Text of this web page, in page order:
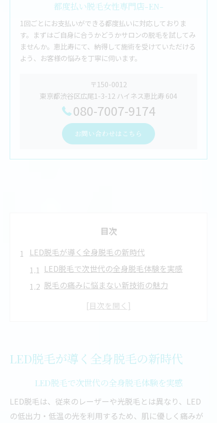
都度払い脱毛女性専門店-EN-
1回ごとにお支払いができる都度払いに対応しておりま
す。まずはご自身に合うかどうかサロンの脱毛を試してみ
ませんか。恵比寿にて、納得して施術を受けていただける
よう、お客様の悩みを丁寧に伺います。
〒150-0012
東京都渋谷区広尾1-3-12 ハイネス恵比寿 604
080-7007-9174
お問い合わせはこちら
目次
LED脱毛が導く全身脱毛の新時代
LED脱毛で次世代の全身脱毛体験を実感
脱毛の痛みに悩まない新技術の魅力
従来の脱毛とLED脱毛の進化した特徴
痛みを抑える最新脱毛法の特徴とは
脱毛の痛みを軽減するLED脱毛のしくみ
肌への負担を最小限に抑える脱毛方法
LED脱毛が選ばれる理由とその効果
痛みが少ない脱毛はなぜ可能なのか
LED脱毛が導く全身脱毛の新時代
LED脱毛で次世代の全身脱毛体験を実感
LED脱毛は、従来のレーザーや光脱毛とは異なり、LED
の低出力・低温の光を利用するため、肌に優しく痛みが